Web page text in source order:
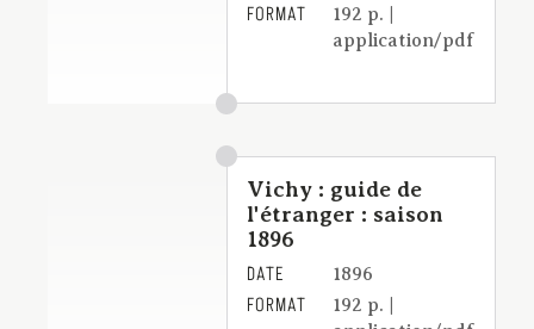
FORMAT
192 p. |
application/pdf
Vichy : guide de
l'étranger : saison
1896
DATE 1896
FORMAT
192 p. |